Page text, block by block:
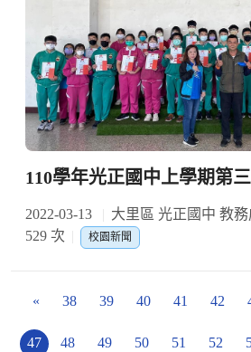
110學年光正國中上學期第
2022-03-13 大里區 光正國中 教
529 次
校園新聞
« 38 39 40 41 42
47 48 49 50 51 52